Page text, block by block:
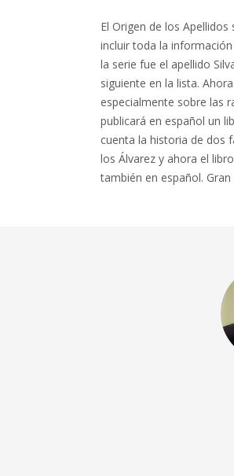
El Origen de los
incluir toda la
la serie fue el apellido
siguiente en la lista.
especialmente sobre las
publicará en español un
cuenta la historia de dos
los Álvarez y ahora el
también en español.